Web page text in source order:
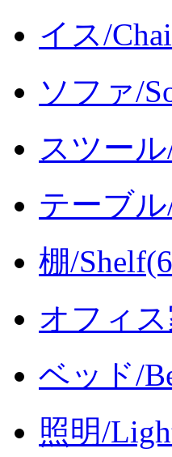
イス/
ソファ/
スツー
テーブル
棚/
オフィ
ベッド/
照明/